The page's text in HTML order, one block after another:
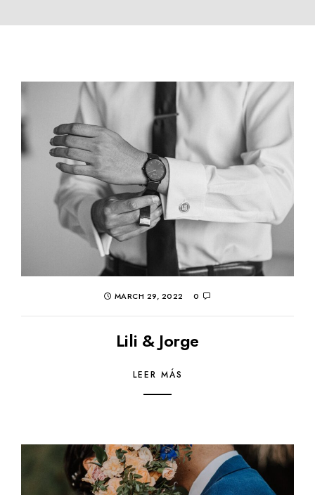
MARCH 29, 2022 0
Lili & Jorge
LEER MÁS